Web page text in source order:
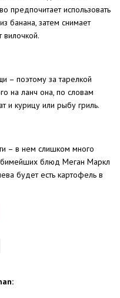
предпочитает использовать
банана, затем снимает
вилочкой.
– поэтому за тарелкой
на ланч она, по словам
и курицу или рыбу гриль.
– в нем слишком много
блюд Меган Маркл
будет есть картофель в